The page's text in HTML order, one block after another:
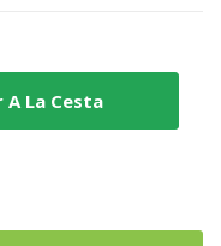
A La Cesta